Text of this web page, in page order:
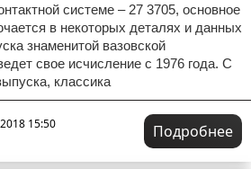
системе – 27 3705, основное
в некоторых деталях и данных
знаменитой вазовской
свое исчисление с 1976 года. С
классика
15:50
Подробнее